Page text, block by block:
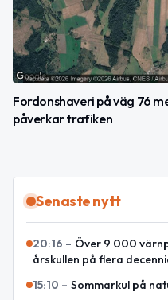
Fordonshaveri på väg 76
påverkar trafiken
Senaste nytt
20:16 – Över 9 000
årskullen på flera
15:10 – Sommarkul på